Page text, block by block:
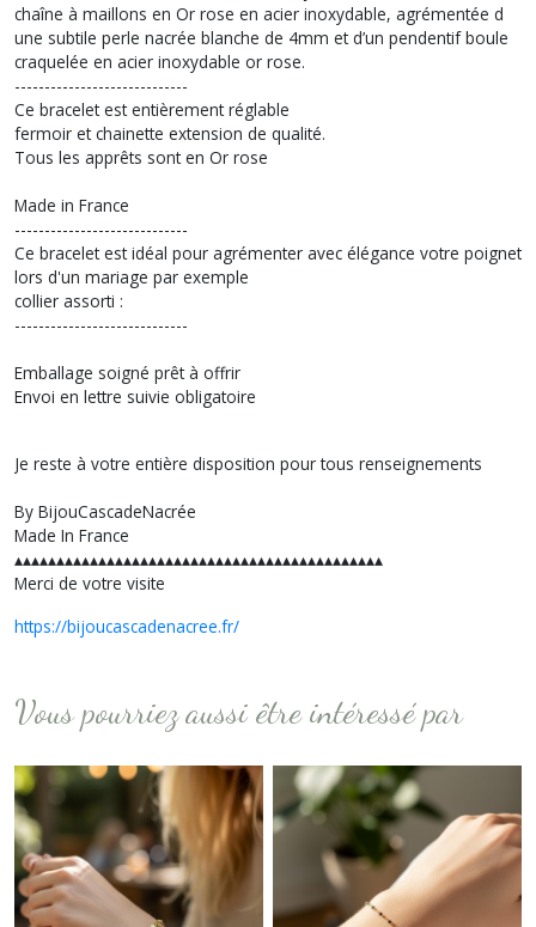
chaîne à maillons en Or rose en acier inoxydable, agrémentée d
une subtile perle nacrée blanche de 4mm et d’un pendentif boule
craquelée en acier inoxydable or rose.
-----------------------------
Ce bracelet est entièrement réglable
fermoir et chainette extension de qualité.
Tous les apprêts sont en Or rose
Made in France
-----------------------------
Ce bracelet est idéal pour agrémenter avec élégance votre poignet
lors d'un mariage par exemple
collier assorti :
-----------------------------
Emballage soigné prêt à offrir
Envoi en lettre suivie obligatoire
Je reste à votre entière disposition pour tous renseignements
By BijouCascadeNacrée
Made In France
▴▴▴▴▴▴▴▴▴▴▴▴▴▴▴▴▴▴▴▴▴▴▴▴▴▴▴▴▴▴▴▴▴▴▴▴▴▴▴▴▴▴▴▴
Merci de votre visite
https://bijoucascadenacree.fr/
Vous pourriez aussi être intéressé par